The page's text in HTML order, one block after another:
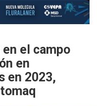
el campo
en
en 2023,